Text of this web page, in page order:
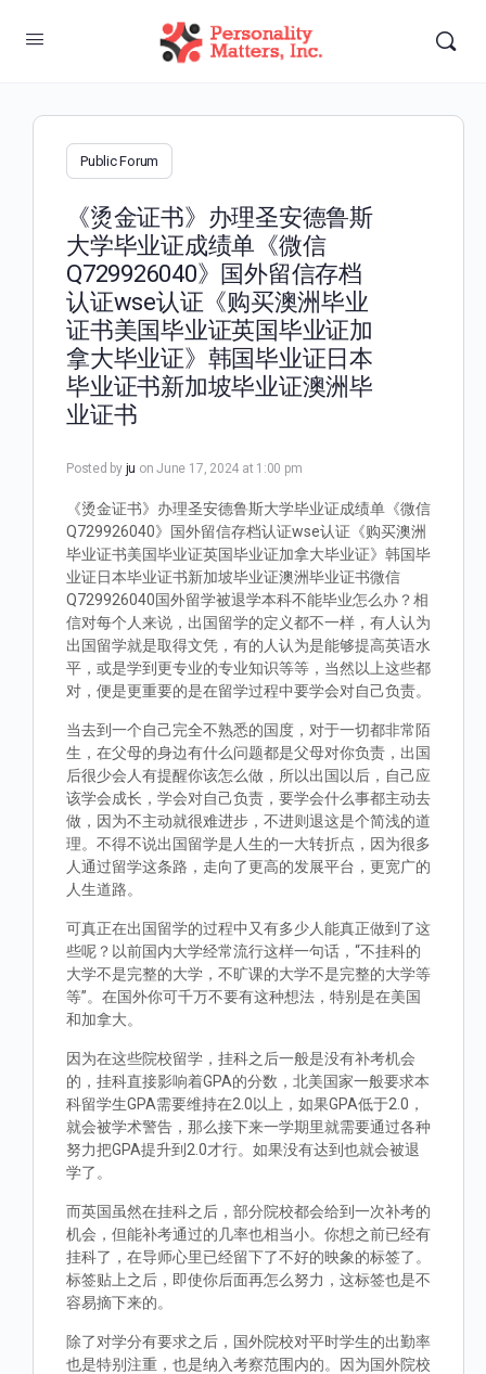
Public Forum
《烫金证书》办理圣安德鲁斯
大学毕业证成绩单《微信
Q729926040》国外留信存档
认证wse认证《购买澳洲毕业
证书美国毕业证英国毕业证加
拿大毕业证》韩国毕业证日本
毕业证书新加坡毕业证澳洲毕
业证书
Posted by ju on June 17, 2024 at 1:00 pm
《烫金证书》办理圣安德鲁斯大学毕业证成绩单《微信
Q729926040》国外留信存档认证wse认证《购买澳洲
毕业证书美国毕业证英国毕业证加拿大毕业证》韩国毕
业证日本毕业证书新加坡毕业证澳洲毕业证书微信
Q729926040国外留学被退学本科不能毕业怎么办？相
信对每个人来说，出国留学的定义都不一样，有人认为
出国留学就是取得文凭，有的人认为是能够提高英语水
平，或是学到更专业的专业知识等等，当然以上这些都
对，便是更重要的是在留学过程中要学会对自己负责。
当去到一个自己完全不熟悉的国度，对于一切都非常陌
生，在父母的身边有什么问题都是父母对你负责，出国
后很少会人有提醒你该怎么做，所以出国以后，自己应
该学会成长，学会对自己负责，要学会什么事都主动去
做，因为不主动就很难进步，不进则退这是个简浅的道
理。不得不说出国留学是人生的一大转折点，因为很多
人通过留学这条路，走向了更高的发展平台，更宽广的
人生道路。
可真正在出国留学的过程中又有多少人能真正做到了这
些呢？以前国内大学经常流行这样一句话，“不挂科的
大学不是完整的大学，不旷课的大学不是完整的大学等
等”。在国外你可千万不要有这种想法，特别是在美国
和加拿大。
因为在这些院校留学，挂科之后一般是没有补考机会
的，挂科直接影响着GPA的分数，北美国家一般要求本
科留学生GPA需要维持在2.0以上，如果GPA低于2.0，
就会被学术警告，那么接下来一学期里就需要通过各种
努力把GPA提升到2.0才行。如果没有达到也就会被退
学了。
而英国虽然在挂科之后，部分院校都会给到一次补考的
机会，但能补考通过的几率也相当小。你想之前已经有
挂科了，在导师心里已经留下了不好的映象的标签了。
标签贴上之后，即使你后面再怎么努力，这标签也是不
容易摘下来的。
除了对学分有要求之后，国外院校对平时学生的出勤率
也是特别注重，也是纳入考察范围内的。因为国外院校